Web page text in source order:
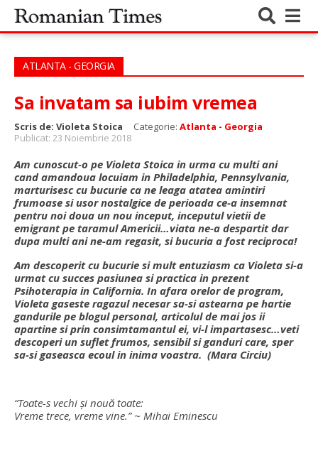
ATLANTA - GEORGIA
Sa invatam sa iubim vremea
Scris de: Violeta Stoica Categorie: Atlanta - Georgia
Publicat: 23 Noiembrie 2018
Am cunoscut-o pe Violeta Stoica in urma cu multi ani
cand amandoua locuiam in Philadelphia, Pennsylvania,
marturisesc cu bucurie ca ne leaga atatea amintiri
frumoase si usor nostalgice de perioada ce-a insemnat
pentru noi doua un nou inceput, inceputul vietii de
emigrant pe taramul Americii…viata ne-a despartit dar
dupa multi ani ne-am regasit, si bucuria a fost reciproca!
Am descoperit cu bucurie si mult entuziasm ca Violeta si-a
urmat cu succes pasiunea si practica in prezent
Psihoterapia in California. In afara orelor de program,
Violeta gaseste ragazul necesar sa-si astearna pe hartie
gandurile pe blogul personal, articolul de mai jos ii
apartine si prin consimtamantul ei, vi-l impartasesc…veti
descoperi un suflet frumos, sensibil si ganduri care, sper
sa-si gaseasca ecoul in inima voastra. (Mara Circiu)
“Toate-s vechi şi nouă toate:
Vreme trece, vreme vine.” ~ Mihai Eminescu